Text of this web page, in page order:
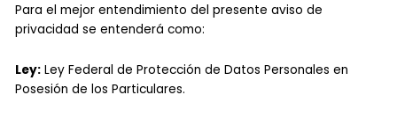
Para el mejor entendimiento del presente aviso de
privacidad se entenderá como:
Ley: Ley Federal de Protección de Datos Personales en
Posesión de los Particulares.